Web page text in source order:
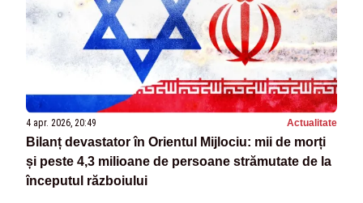
4 apr. 2026, 20:49 Actualitate
Bilanț devastator în Orientul Mijlociu: mii de morți
și peste 4,3 milioane de persoane strămutate de la
începutul războiului